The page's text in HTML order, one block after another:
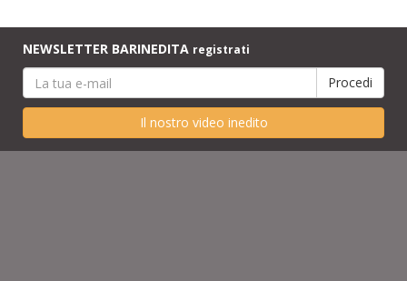
NEWSLETTER BARINEDITA registrati
Il nostro video inedito